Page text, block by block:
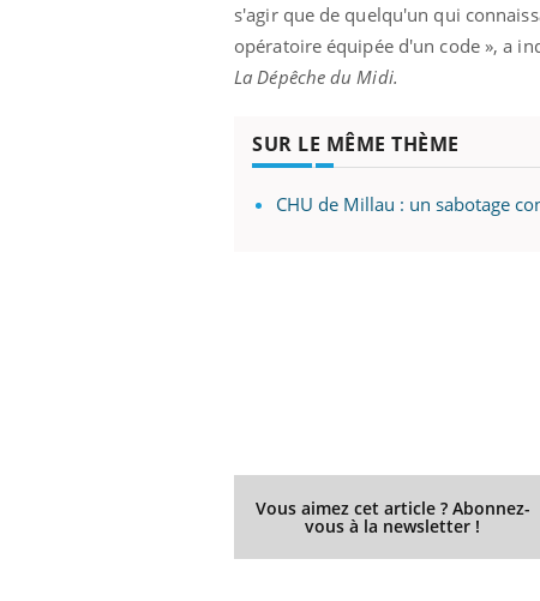
s'agir que de quelqu'un qui
opératoire équipée d'un code », a
La Dépêche du Midi.
SUR LE MÊME THÈME
CHU de Millau : un sabotage
Vous aimez cet article ? Abonnez-
vous à la newsletter !